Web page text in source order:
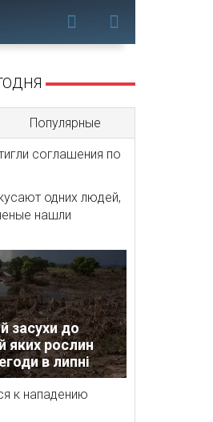
Популярные
соглашения по
одних людей,
нашли
засухи до
яких рослин
в липні
к нападению